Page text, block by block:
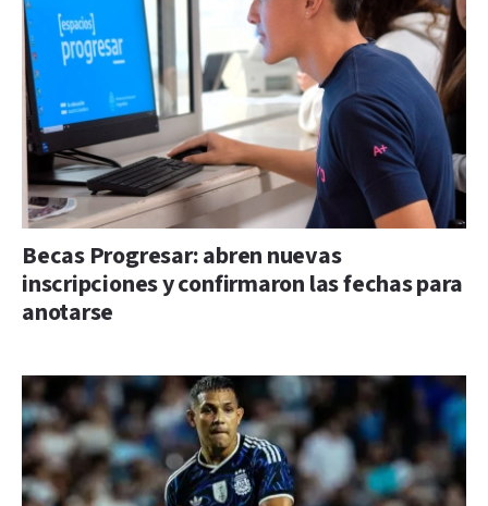
Becas Progresar: abren nuevas
inscripciones y confirmaron las fechas para
anotarse